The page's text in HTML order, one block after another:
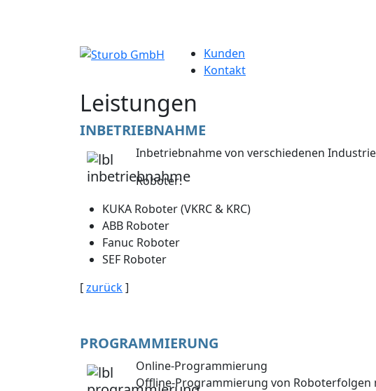
Kunden
Kontakt
Leistungen
INBETRIEBNAHME
Inbetriebnahme von verschiedenen
Roboter:
KUKA Roboter (VKRC & KRC)
ABB Roboter
Fanuc Roboter
SEF Roboter
[zurück]
PROGRAMMIERUNG
Online-Programmierung
Offline-Programmierung von Roboterfolgen